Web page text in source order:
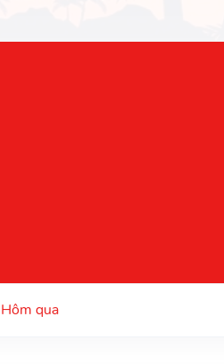
Hôm qua